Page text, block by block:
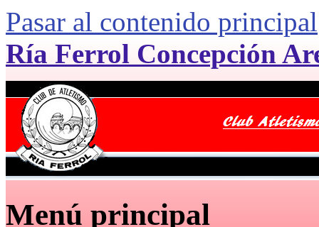
Pasar al contenido principal
Ría Ferrol Concepción
Menú principal